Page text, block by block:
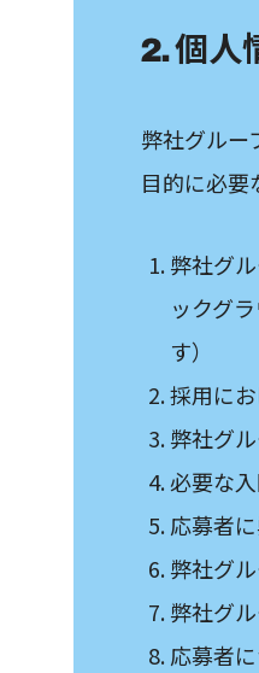
2. 個人
弊社グルー
目的に必要
弊社グ
ックグ
す）
採用に
弊社グ
必要な
応募者
弊社グ
弊社グ
応募者